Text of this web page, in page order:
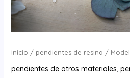
Inicio / pendientes de resina /
pendientes de otros materiales,